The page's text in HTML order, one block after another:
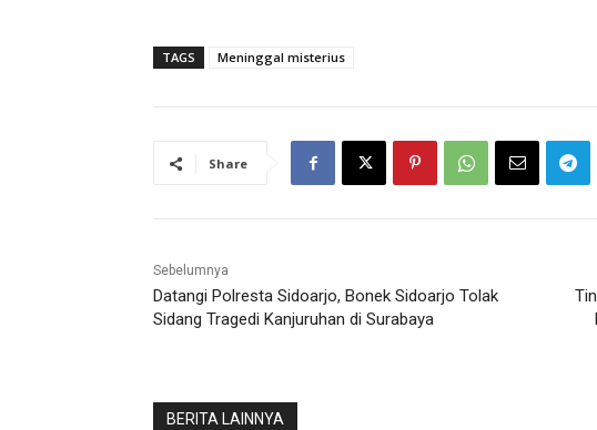
TAGS Meninggal misterius
Share
Sebelumnya
Datangi Polresta Sidoarjo, Bonek Sidoarjo Tolak
Sidang Tragedi Kanjuruhan di Surabaya
BERITA LAINNYA